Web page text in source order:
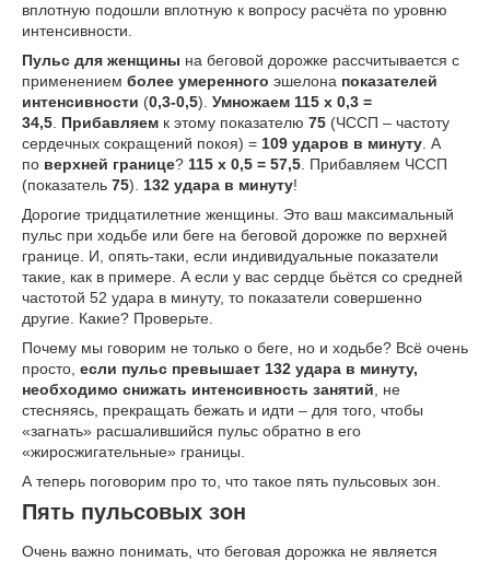
вплотную подошли вплотную к вопросу расчёта по уровню
интенсивности.
Пульс для женщины на беговой дорожке рассчитывается с
применением более умеренного эшелона показателей
интенсивности (0,3-0,5). Умножаем 115 х 0,3 =
34,5 Прибавляем к этому показателю 75 (ЧССП – частоту
сердечных сокращений покоя) = 109 ударов в минуту . А
по верхней границе? 115 х 0,5 = 57,5 . Прибавляем ЧССП
(показатель 75). 132 удара в минуту!
Дорогие тридцатилетние женщины. Это ваш максимальный
пульс при ходьбе или беге на беговой дорожке по верхней
границе. И, опять-таки, если индивидуальные показатели
такие, как в примере. А если у вас сердце бьётся со средней
частотой 52 удара в минуту, то показатели совершенно
другие. Какие? Проверьте.
Почему мы говорим не только о беге, но и ходьбе? Всё очень
просто, если пульс превышает 132 удара в минуту,
необходимо снижать интенсивность занятий , не
стесняясь, прекращать бежать и идти – для того, чтобы
«загнать» расшалившийся пульс обратно в его
«жиросжигательные» границы.
А теперь поговорим про то, что такое пять пульсовых зон.
Пять пульсовых зон
Очень важно понимать, что беговая дорожка не является